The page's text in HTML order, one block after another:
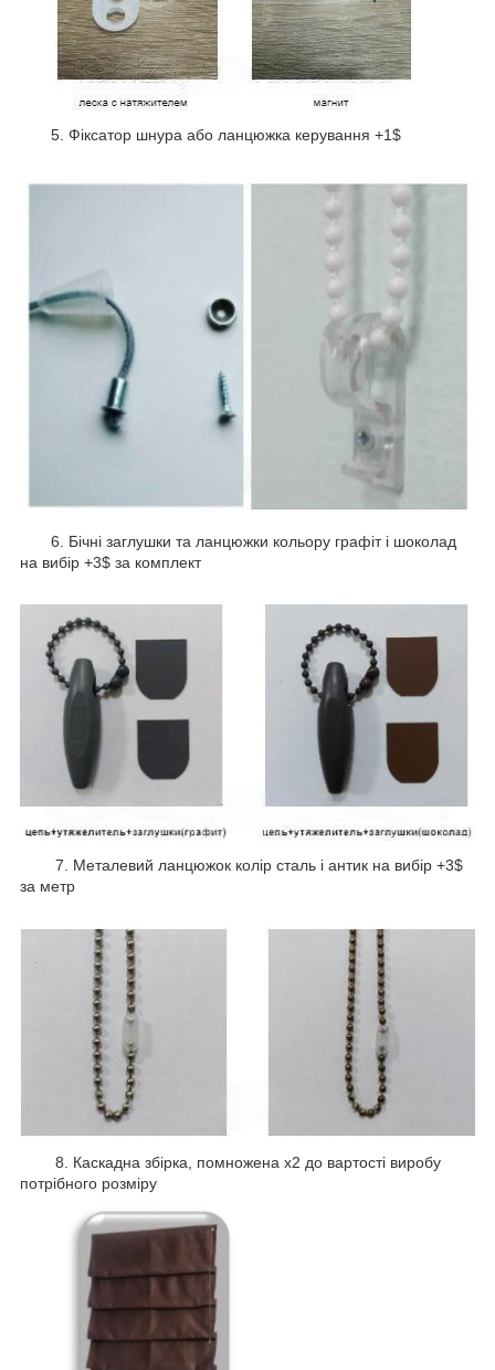
5. Фіксатор шнура або ланцюжка керування +1$
6. Бічні заглушки та ланцюжки кольору графіт і шоколад
на вибір +3$ за комплект
7. Металевий ланцюжок колір сталь і антик на вибір +3$
за метр
8. Каскадна збірка, помножена х2 до вартості виробу
потрібного розміру